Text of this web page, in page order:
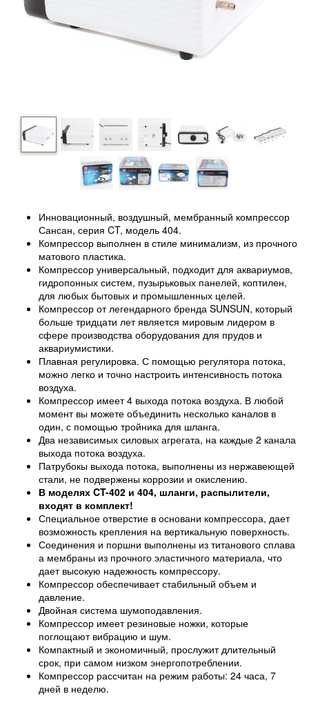
Инновационный, воздушный, мембранный компрессор
Сансан, серия CT, модель 404.
Компрессор выполнен в стиле минимализм, из прочного
матового пластика.
Компрессор универсальный, подходит для аквариумов,
гидропонных систем, пузырьковых панелей, коптилен,
для любых бытовых и промышленных целей.
Компрессор от легендарного бренда SUNSUN, который
больше тридцати лет является мировым лидером в
сфере производства оборудования для прудов и
аквариумистики.
Плавная регулировка. С помощью регулятора потока,
можно легко и точно настроить интенсивность потока
воздуха.
Компрессор имеет 4 выхода потока воздуха. В любой
момент вы можете объединить несколько каналов в
один, с помощью тройника для шланга.
Два независимых силовых агрегата, на каждые 2 канала
выхода потока воздуха.
Патрубокы выхода потока, выполнены из нержавеющей
стали, не подвержены коррозии и окислению.
В моделях CT-402 и 404, шланги, распылители,
входят в комплект!
Специальное отверстие в основани компрессора, дает
возможность крепления на вертикальную поверхность.
Соединения и поршни выполнены из титанового сплава
а мембраны из прочного эластичного материала, что
дает высокую надежность компрессору.
Компрессор обеспечивает стабильный объем и
давление.
Двойная система шумоподавления.
Компрессор имеет резиновые ножки, которые
поглощают вибрацию и шум.
Компактный и экономичный, прослужит длительный
срок, при самом низком энергопотреблении.
Компрессор рассчитан на режим работы: 24 часа, 7
дней в неделю.